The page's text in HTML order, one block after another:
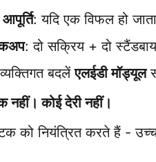
: यदि एक विफल हो
: दो सक्रिय + दो
बदलें एलईडी मॉड्यूल
नहीं। कोई देरी नहीं।
को नियंत्रित करते हैं - उच्च-